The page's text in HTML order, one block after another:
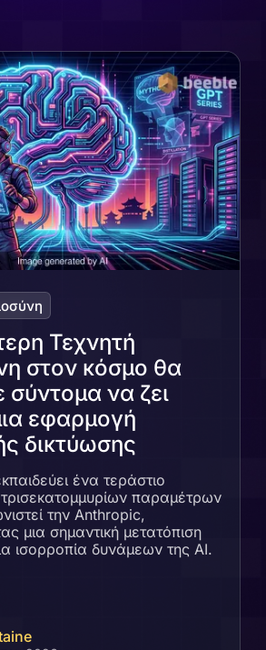
Τεχνητή
στον κόσμο θα
να ζει
εφαρμογή
δικτύωσης
ένα τεράστιο
παραμέτρων
την Anthropic,
μια σημαντική μετατόπιση
ισορροπία δυνάμεων της AI.